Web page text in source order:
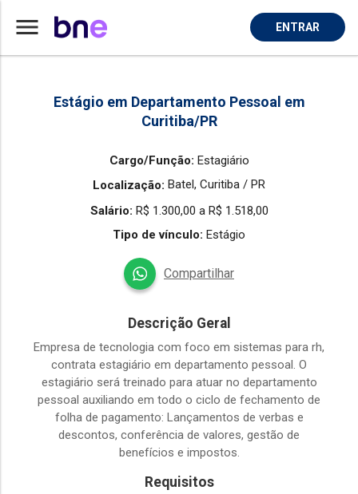
menu ENTRAR
Home Vaga de Estagiario em Curitiba
Estágio em Departamento Pessoal em
Curitiba/PR
Cargo/Função: Estagiário
Localização: Batel, Curitiba / PR
Salário: R$ 1.300,00 a R$ 1.518,00
Tipo de vínculo: Estágio
Compartilhar
Descrição Geral
Empresa de tecnologia com foco em sistemas para rh,
contrata estagiário em departamento pessoal. O
estagiário será treinado para atuar no departamento
pessoal auxiliando em todo o ciclo de fechamento de
folha de pagamento: Lançamentos de verbas e
descontos, conferência de valores, gestão de
benefícios e impostos.
Requisitos